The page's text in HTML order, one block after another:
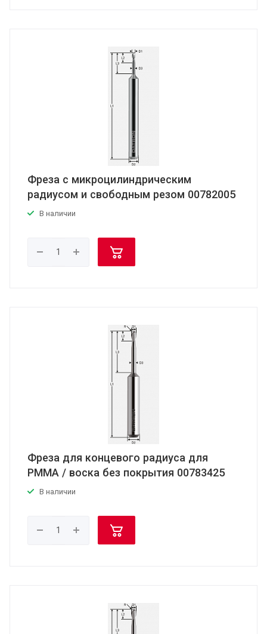
Фреза с микроцилиндрическим
радиусом и свободным резом 00782005
В наличии
Фреза для концевого радиуса для
PMMA / воска без покрытия 00783425
В наличии